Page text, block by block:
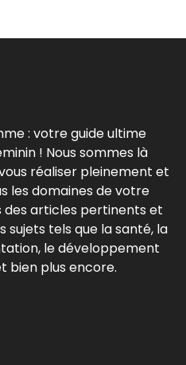
: votre guide ultime
! Nous sommes là
réaliser pleinement et
les domaines de votre
des articles pertinents et
sujets tels que la santé, la
le développement
bien plus encore.